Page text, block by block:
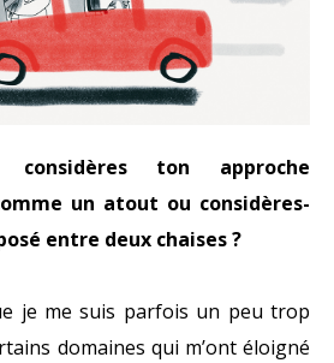
ton approche
un atout ou considères-
entre deux chaises ?
je me suis parfois un peu trop
domaines qui m’ont éloigné